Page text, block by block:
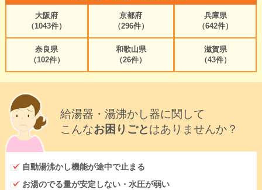
大阪府
（1043件）
京都府
（296件）
兵庫県
（642件）
奈良県
（102件）
和歌山県
（26件）
滋賀県
（43件）
給湯器・湯沸かし器に関して
こんなお困りごとはありませんか？
自動湯沸かし機能が途中で止まる
お湯のでる量が安定しない・水圧が弱い